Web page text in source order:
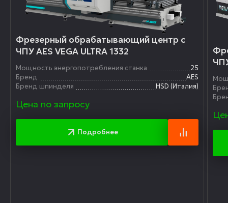
Фрезерный обрабатывающий центр с
ЧПУ AES VEGA ULTRA 1332
Мощность энергопотребления станка
25
Бренд
AES
Бренд шпинделя
HSD (Италия)
Цена по запросу
Подробнее